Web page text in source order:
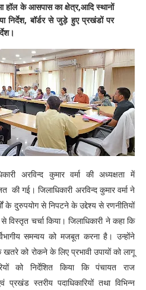
के आसपास का क्षेत्र,आदि स्थानों
निर्देश, बॉर्डर से जुड़े हुए प्रखंडों पर
अरविन्द कुमार वर्मा की अध्यक्षता में
गई। जिलाधिकारी अरविन्द कुमार वर्मा ने
के दुरुपयोग से निपटने के उद्देश्य से रणनीतियों
विस्तृत चर्चा किया। जिलाधिकारी ने कहा कि
समन्वय को मजबूत करना है। उन्होंने
को रोकने के लिए प्रभावी उपायों को लागू
को निर्देशित किया कि पंचायत राज
स्तरीय पदाधिकारियों तथा विभिन्न